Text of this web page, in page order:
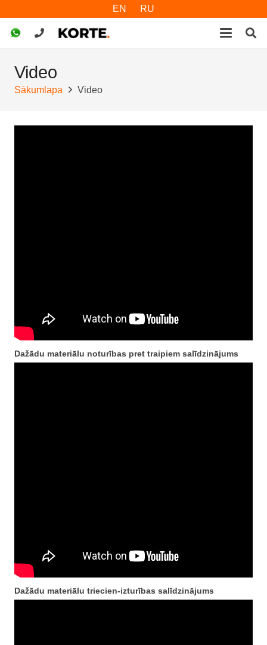
EN RU
Video
Sākumlapa Video
Dažādu materiālu noturības pret traipiem salīdzinājums
Dažādu materiālu triecien-izturības salīdzinājums